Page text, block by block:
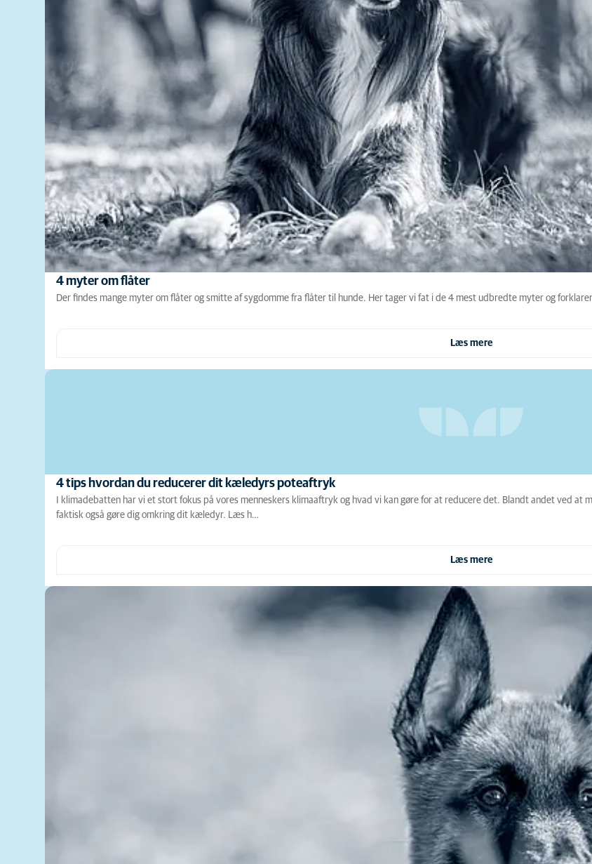
4 myter om flåter
Der findes mange myter om flåter og smitte af sygdomme fra flåter til hunde. Her tager vi fat i de 4 mest udbredte myter og
Læs mere
4 tips hvordan du reducerer dit kæledyrs poteaftryk
I klimadebatten har vi et stort fokus på vores menneskers klimaaftryk og hvad vi kan gøre for at reducere det. Blandt andet ved at
faktisk også gøre dig omkring dit kæledyr. Læs h…
Læs mere